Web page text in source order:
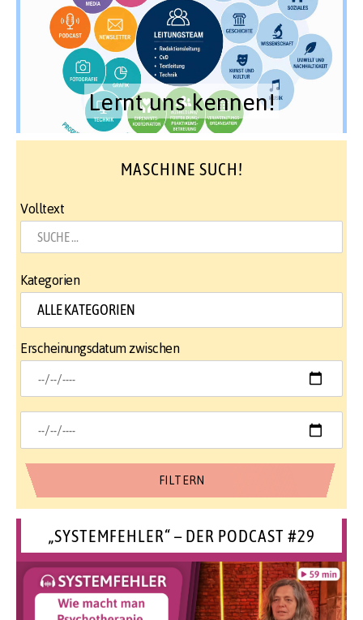
Lernt uns kennen!
MASCHINE SUCH!
Volltext
Kategorien
Erscheinungsdatum zwischen
„SYSTEMFEHLER“ – DER PODCAST #29